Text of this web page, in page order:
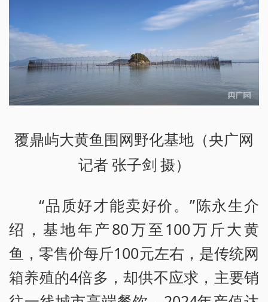
覆鼎屿大黄鱼围网野化基地（央广网
记者 张子剑 摄）
“品质好才能卖好价。”陈永生介
绍，基地年产80万至100万斤大黄
鱼，零售价每斤100元左右，是传统网
箱养殖的4倍多，却供不应求，主要销